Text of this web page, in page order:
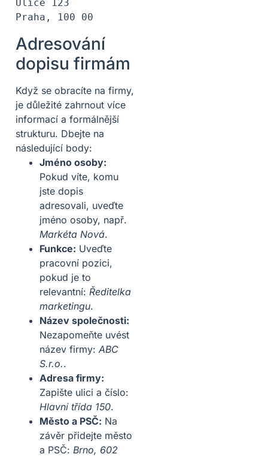
Ulice 123
Adresování
dopisu firmám
Když se obracíte na firmy,
je důležité zahrnout více
informací a formálnější
strukturu. Dbejte na
následující body:
Jméno osoby:
Pokud víte, komu
jste dopis
adresovali, uveďte
jméno osoby, např.
Markéta Nová.
Funkce: Uveďte
pracovní pozici,
pokud je to
relevantní: Ředitelka
marketingu.
Název společnosti:
Nezapomeňte uvést
název firmy: ABC
S.r.o..
Adresa firmy:
Zapište ulici a číslo:
Hlavní třída 150.
Město a PSČ: Na
závěr přidejte město
a PSČ: Brno, 602